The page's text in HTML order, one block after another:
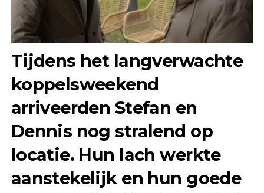
Tijdens het langverwachte
koppelsweekend
arriveerden Stefan en
Dennis nog stralend op
locatie. Hun lach werkte
aanstekelijk en hun goede